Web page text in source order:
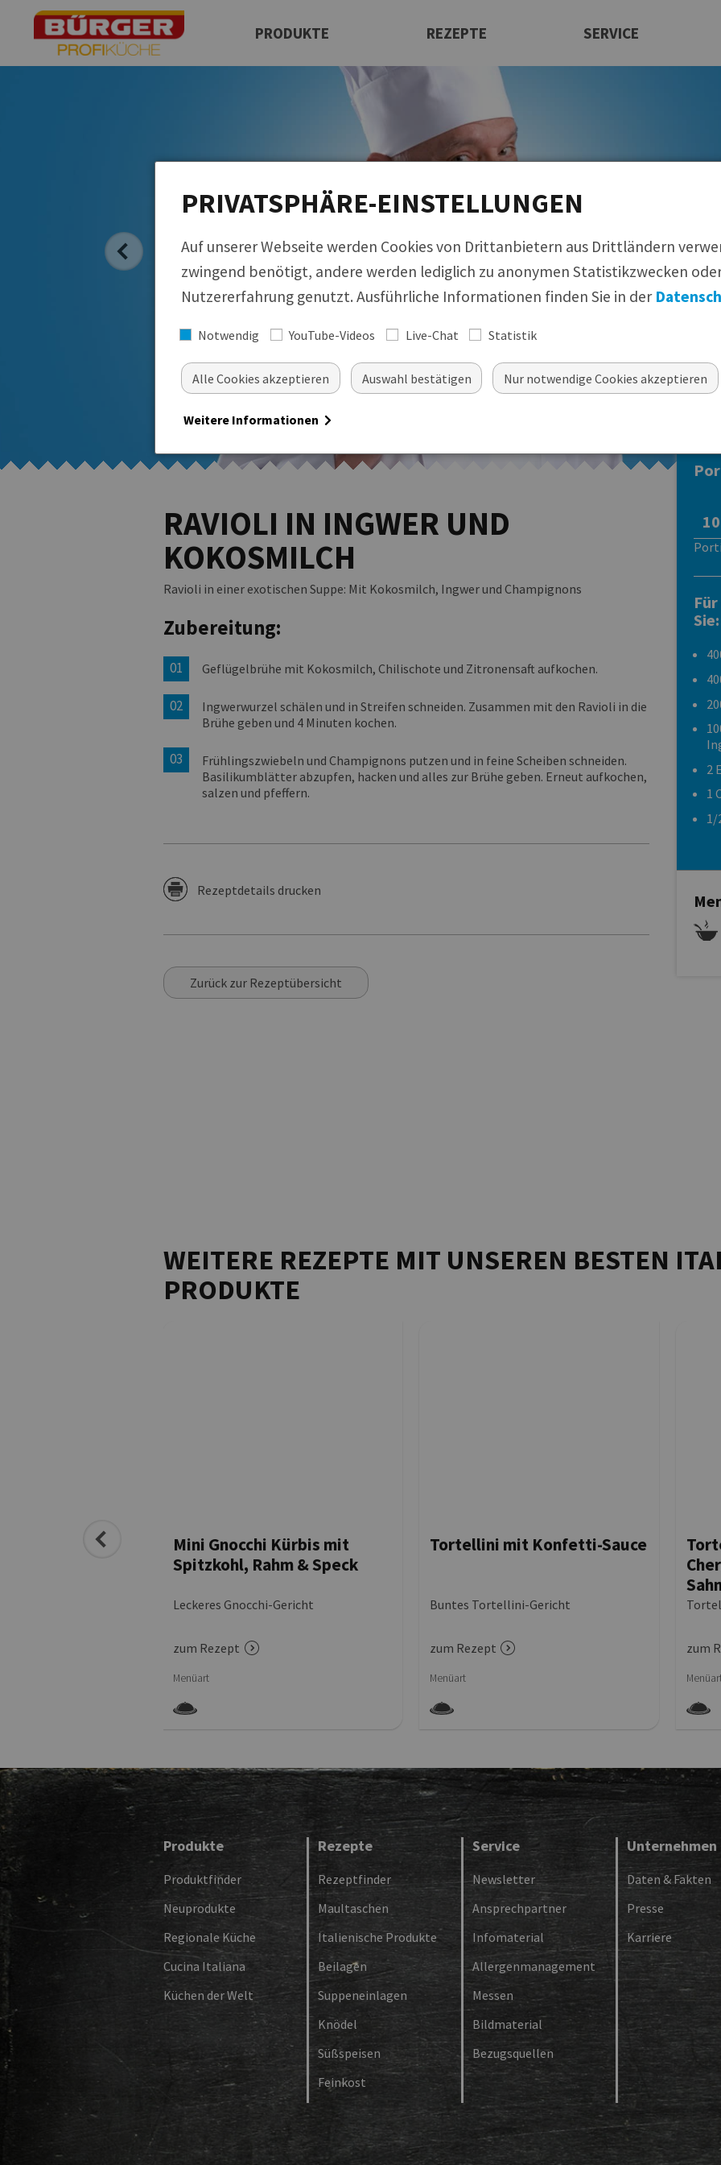
PRODUKTE REZEPTE SERVICE
Regionale Küche
Küchen der Welt
Maultaschen
Italienische Produkte
Suppeneinlagen
Süßspeisen
Feinkost
Messen
Bildmaterial
Bezugsquellen
Produktfinder | Bildmaterial
RAVIOLI IN INGWER UND
KOKOSMILCH
Ravioli in einer exotischen Suppe: Mit Kokosmilch, Ingwer und Champignons
Zubereitung:
Geflügelbrühe mit Kokosmilch, Chilischote und Zitronensaft aufkochen.
Ingwerwurzel schälen und in Streifen schneiden. Zusammen mit den Ravioli in die
Brühe geben und 4 Minuten kochen.
Frühlingszwiebeln und Champignons putzen und in feine Scheiben schneiden.
Basilikumblätter abzupfen, hacken und alles zur Brühe geben. Erneut aufkochen,
salzen und pfeffern.
Rezeptdetails drucken
Zurück zur Rezeptübersicht
Ravioli Formaggio
Sie:
2
1
1/
WEITERE REZEPTE MIT UNSEREN BESTEN
PRODUKTE
„Toscana“
Mini Gnocchi Kürbis mit
Spitzkohl, Rahm & Speck
Leckeres Gnocchi-Gericht
zum Rezept
Menüart
Tortellini mit Konfetti-Sauce
Buntes Tortellini-Gericht
zum Rezept
Menüart
zum
Produkte
Produktfinder
Neuprodukte
Regionale Küche
Cucina Italiana
Küchen der Welt
Rezepte
Rezeptfinder
Maultaschen
Italienische Produkte
Beilagen
Suppeneinlagen
Knödel
Süßspeisen
Feinkost
Service
Newsletter
Ansprechpartner
Infomaterial
Allergenmanagement
Messen
Bildmaterial
Bezugsquellen
Unternehmen
Daten & Fakten
Presse
Karriere
PRIVATSPHÄRE-EINSTELLUNGEN
Auf unserer Webseite werden Cookies von Drittanbietern aus Drittländern
zwingend benötigt, andere werden lediglich zu anonymen Statistikzwecken
Nutzererfahrung genutzt. Ausführliche Informationen finden Sie in der
Notwendig YouTube-Videos Live-Chat Statistik
Alle Cookies akzeptieren Auswahl bestätigen Nur notwendige Cookies akzeptieren
Weitere Informationen